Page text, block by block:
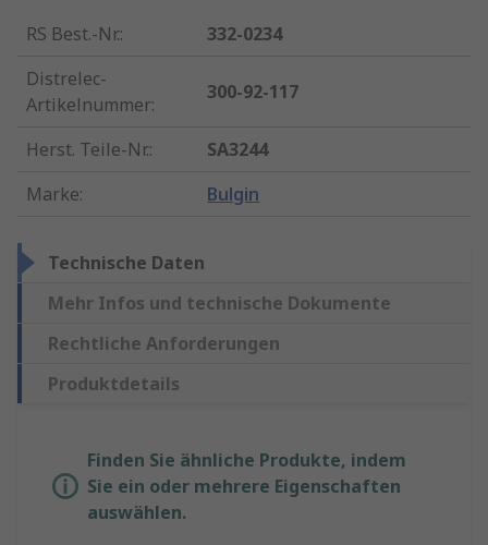
RS Best.-Nr.:
332-0234
Distrelec-
Artikelnummer:
300-92-117
Herst. Teile-Nr.:
SA3244
Marke: Bulgin
Technische Daten
Mehr Infos und technische Dokumente
Rechtliche Anforderungen
Produktdetails
Finden Sie ähnliche Produkte, indem
Sie ein oder mehrere Eigenschaften
auswählen.